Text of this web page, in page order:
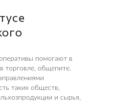
помогают в
торговле, общепите.
таких обществ,
и сырья,